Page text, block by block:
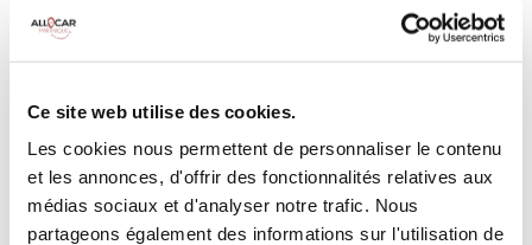
Ce site web utilise des cookies.
Les cookies nous permettent de personnaliser le contenu
et les annonces, d'offrir des fonctionnalités relatives aux
médias sociaux et d'analyser notre trafic. Nous
partageons également des informations sur l'utilisation de
100 CV
INCLUS À LA LOCATION